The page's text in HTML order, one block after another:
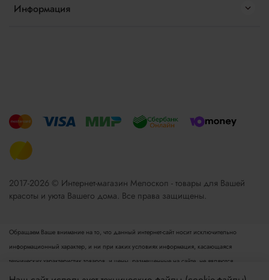
Информация
2017-2026 © Интернет-магазин Мелоскоп - товары для Вашей
красоты и уюта Вашего дома. Все права защищены.
Обращаем Ваше внимание на то, что данный интернет-сайт носит исключительно
информационный характер, и ни при каких условиях информация, касающаяся
технических характеристик товаров, и цены, размещенные на сайте, не являются
публичной офертой, определяемой положениями пункта 2 статьи 437 Гражданского